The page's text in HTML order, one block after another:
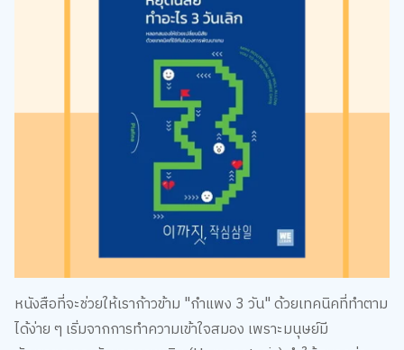
หนังสือที่จะช่วยให้เราก้าวข้าม "กำแพง 3 วัน" ด้วยเทคนิคที่ทำตาม
ได้ง่าย ๆ เริ่มจากการทำความเข้าใจสมอง เพราะมนุษย์มี
สัญชาตญาณรักษาสภาพเดิม (Homeostasis) ทำให้สมองต่อ